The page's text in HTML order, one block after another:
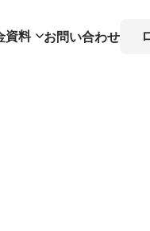
資料 お問い合わせ